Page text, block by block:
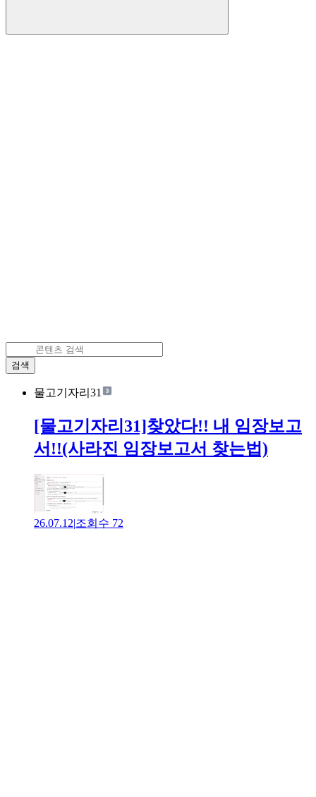
검색
물고기자리31
[물고기자리31]찾았다!! 내 임장보고
서!!(사라진 임장보고서 찾는법)
26.07.12|조회수 72